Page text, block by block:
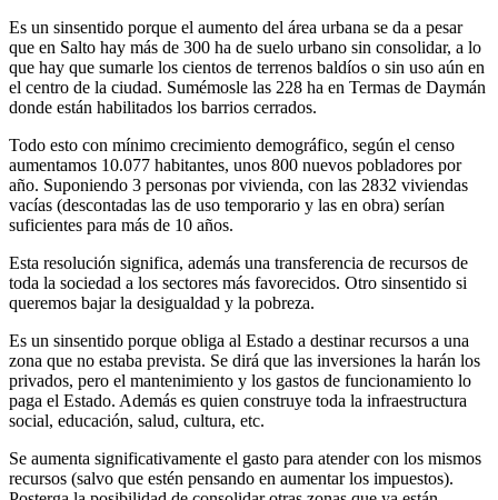
Es un sinsentido porque el aumento del área urbana se da a pesar
que en Salto hay más de 300 ha de suelo urbano sin consolidar, a lo
que hay que sumarle los cientos de terrenos baldíos o sin uso aún en
el centro de la ciudad. Sumémosle las 228 ha en Termas de Daymán
donde están habilitados los barrios cerrados.
Todo esto con mínimo crecimiento demográfico, según el censo
aumentamos 10.077 habitantes, unos 800 nuevos pobladores por
año. Suponiendo 3 personas por vivienda, con las 2832 viviendas
vacías (descontadas las de uso temporario y las en obra) serían
suficientes para más de 10 años.
Esta resolución significa, además una transferencia de recursos de
toda la sociedad a los sectores más favorecidos. Otro sinsentido si
queremos bajar la desigualdad y la pobreza.
Es un sinsentido porque obliga al Estado a destinar recursos a una
zona que no estaba prevista. Se dirá que las inversiones la harán los
privados, pero el mantenimiento y los gastos de funcionamiento lo
paga el Estado. Además es quien construye toda la infraestructura
social, educación, salud, cultura, etc.
Se aumenta significativamente el gasto para atender con los mismos
recursos (salvo que estén pensando en aumentar los impuestos).